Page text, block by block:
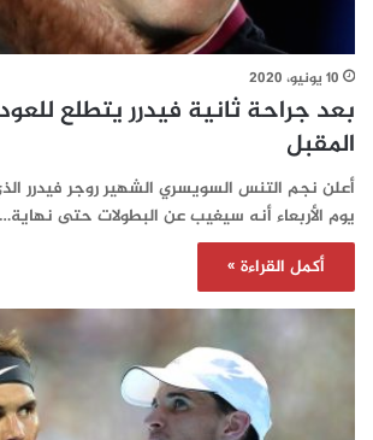
10 يونيو، 2020
بعد جراحة ثانية فيدرر يتطلع
المقبل
يوم الأربعاء أنه سيغيب عن البطولات حتى نهاية…
أكمل القراءة »